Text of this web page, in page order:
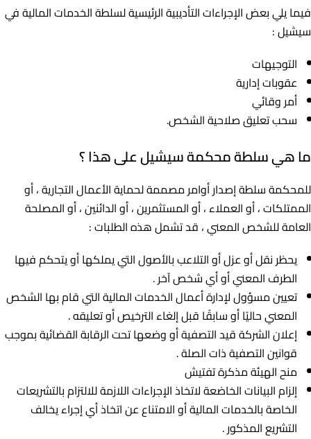
فيما يلي بعض الإجراءات التأديبية الرئيسية لسلطة الخدمات المالية في
سيشيل :
التوجيهات
عقوبات إدارية
أمر وقائي
سحب تعليق صلاحية الشخص.
ما هي سلطة محكمة سيشيل على هذا ؟
للمحكمة سلطة إصدار أوامر مصممة لحماية الأعمال التجارية ، أو
الممتلكات ، أو العملاء ، أو المستثمرين ، أو الدائنين ، أو المصلحة
العامة للشخص المعني ، قد تشمل هذه الطلبات :
يحظر نقل أو عزل أو التلاعب بالأصول التي يملكها أو يتحكم فيها
الطرف المعني أو أي شخص آخر .
تعيين مسؤول لإدارة أعمال الخدمات المالية التي قام بها الشخص
المعني حاليًا أو سابقًا قبل إلغاء الترخيص أو تعليقه .
إعلان الشركة قيد التصفية أو وضعها تحت الرقابة القضائية بموجب
قوانين التصفية ذات الصلة .
منح الهيئة مذكرة تفتيش
إلزام البيانات الخاضعة لاتخاذ الإجراءات اللازمة للالتزام بالتشريعات
الخاصة بالخدمات المالية أو الامتناع عن اتخاذ أي إجراء يخالف
التشريع المذكور .